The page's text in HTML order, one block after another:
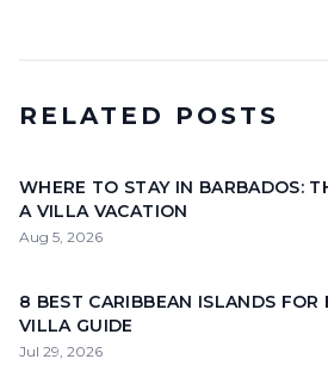
RELATED POSTS
WHERE TO STAY IN BARBADOS:
A VILLA VACATION
Aug 5, 2026
8 BEST CARIBBEAN ISLANDS FOR
VILLA GUIDE
Jul 29, 2026